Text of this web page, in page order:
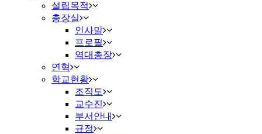
설립목적
총장실
인사말
프로필
역대총장
연혁
학교현황
조직도
교수진
부서안내
규정